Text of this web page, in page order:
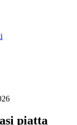
piatta